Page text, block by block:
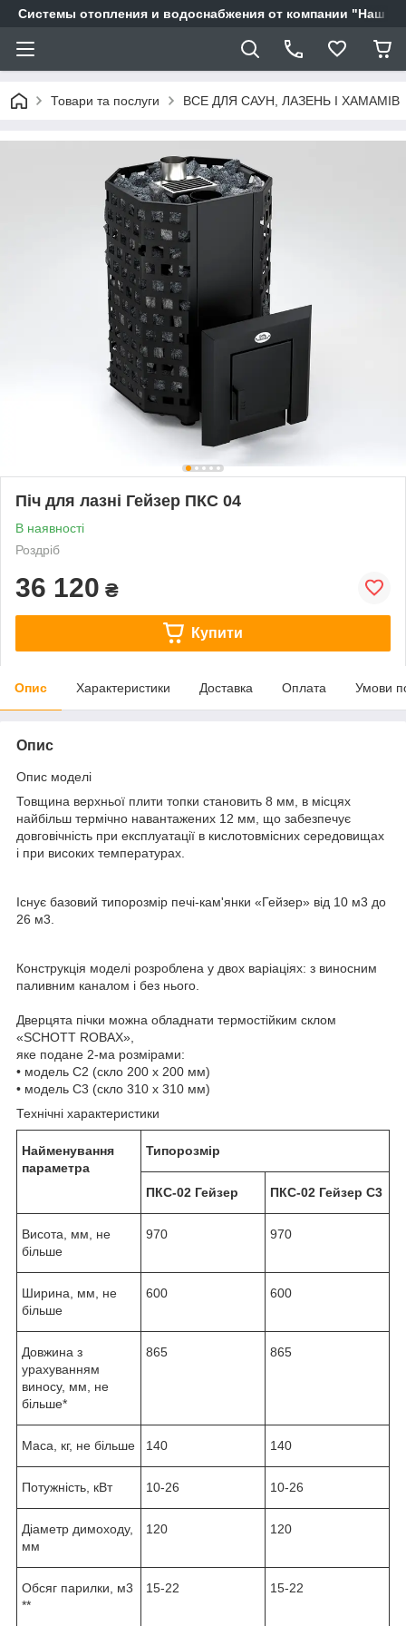
Системы отопления и водоснабжения от компании "Наш
Товари та послуги ВСЕ ДЛЯ САУН, ЛАЗЕНЬ І ХАМАМІВ
Піч для лазні Гейзер ПКС 04
В наявності
Роздріб
36 120 ₴
Купити
Опис Характеристики Доставка Оплата Умови
Опис
Опис моделі
Товщина верхньої плити топки становить 8 мм, в місцях
найбільш термічно навантажених 12 мм, що забезпечує
довговічність при експлуатації в кислотовмісних середовищах
і при високих температурах.
Існує базовий типорозмір печі-кам'янки «Гейзер» від 10 м3 до
26 м3.
Конструкція моделі розроблена у двох варіаціях: з виносним
паливним каналом і без нього.
Дверцята пічки можна обладнати термостійким склом
«SCHOTT ROBAX»,
яке подане 2-ма розмірами:
• модель С2 (скло 200 х 200 мм)
• модель С3 (скло 310 х 310 мм)
Технічні характеристики
Найменування
параметра
Типорозмір
ПКС-02 Гейзер ПКС-02 Гейзер С3
Висота, мм, не
більше
970 970
Ширина, мм, не
більше
600 600
Довжина з
урахуванням
виносу, мм, не
більше*
865 865
Маса, кг, не більше 140 140
Потужність, кВт 10-26 10-26
Діаметр димоходу,
мм
120 120
Обсяг парилки, м3
**
15-22 15-22